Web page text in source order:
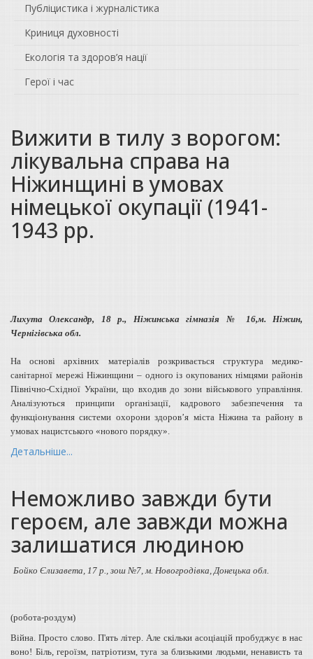
Публіцистика і журналістика
Криниця духовності
Екологія та здоров’я нації
Герої і час
Вижити в тилу з ворогом:
лікувальна справа на
Ніжинщині в умовах
німецької окупації (1941-
1943 рр.
Лихута Олександр, 18 р., Ніжинська гімназія № 16,м. Ніжин,
Чернігівська обл.
На основі архівних матеріалів розкривається структура медико-
санітарної мережі Ніжинщини – одного із окупованих німцями районів
Північно-Східної України, що входив до зони військового управління.
Аналізуються принципи організації, кадрового забезпечення та
функціонування системи охорони здоров’я міста Ніжина та району в
умовах нацистського «нового порядку».
Детальніше...
Неможливо завжди бути
героєм, але завжди можна
залишатися людиною
Бойко Єлизавета, 17 р., зош №7, м. Новогродівка, Донецька обл.
(робота-роздум)
Війна. Просто слово. П'ять літер. Але скільки асоціацій пробуджує в нас
воно! Біль, героїзм, патріотизм, туга за близькими людьми, ненависть та